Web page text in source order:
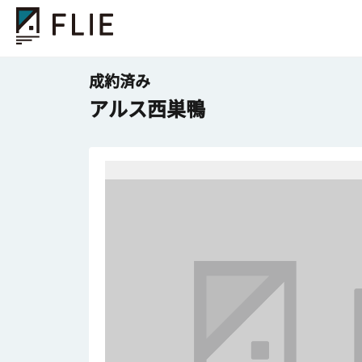
成約済み
アルス西巣鴨